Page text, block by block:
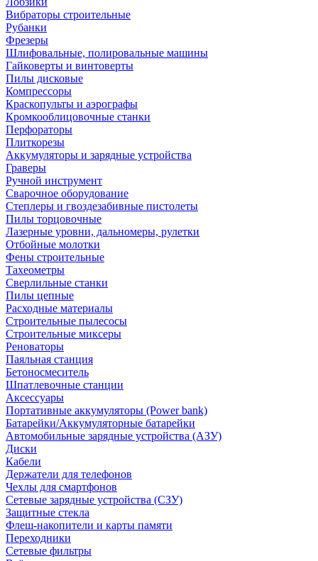
Вибраторы строительные
Рубанки
Фрезеры
Шлифовальные, полировальные машины
Гайковерты и винтоверты
Пилы дисковые
Компрессоры
Краскопульты и аэрографы
Кромкооблицовочные станки
Перфораторы
Плиткорезы
Аккумуляторы и зарядные устройства
Граверы
Ручной инструмент
Сварочное оборудование
Степлеры и гвоздезабивные пистолеты
Пилы торцовочные
Лазерные уровни, дальномеры, рулетки
Отбойные молотки
Фены строительные
Тахеометры
Сверлильные станки
Пилы цепные
Расходные материалы
Строительные пылесосы
Строительные миксеры
Реноваторы
Паяльная станция
Бетоносмеситель
Шпатлевочные станции
Аксессуары
Портативные аккумуляторы (Power bank)
Батарейки/Аккумуляторные батарейки
Автомобильные зарядные устройства (АЗУ)
Диски
Кабели
Держатели для телефонов
Чехлы для смартфонов
Сетевые зарядные устройства (СЗУ)
Защитные стекла
Флеш-накопители и карты памяти
Переходники
Сетевые фильтры